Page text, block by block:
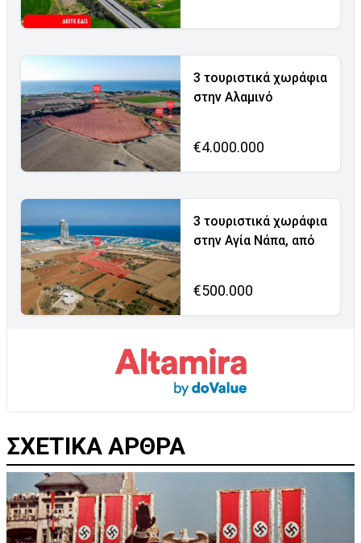
3 τουριστικά χωράφια
στην Αλαμινό
€4.000.000
3 τουριστικά χωράφια
στην Αγία Νάπα, από
€500.000
ΣΧΕΤΙΚΑ ΑΡΘΡΑ